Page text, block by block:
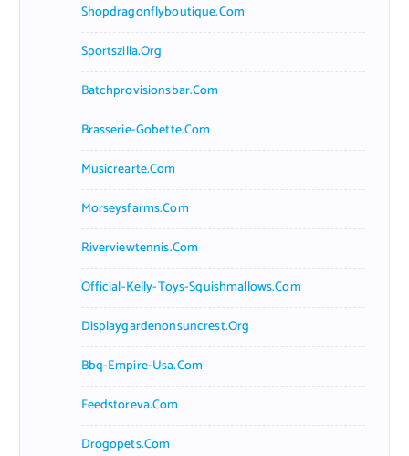
Shopdragonflyboutique.com
Sportszilla.org
Batchprovisionsbar.com
Brasserie-Gobette.com
Musicrearte.com
Morseysfarms.com
Riverviewtennis.com
Official-Kelly-Toys-Squishmallows.com
Displaygardenonsuncrest.org
Bbq-Empire-Usa.com
Feedstoreva.com
Drogopets.com